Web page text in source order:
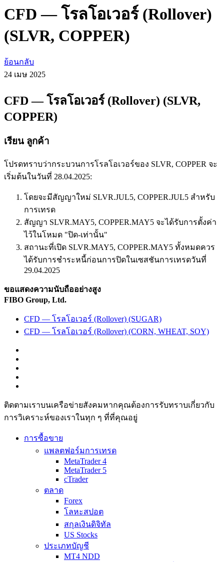
CFD — โรลโอเวอร์ (Rollover)
(SLVR, COPPER)
ย้อนกลับ
24 เมษ 2025
CFD — โรลโอเวอร์ (Rollover) (SLVR,
COPPER)
เรียน ลูกค้า
โปรดทราบว่ากระบวนการโรลโอเวอร์ของ SLVR, COPPER จะ
เริ่มต้นในวันที่ 28.04.2025:
โดยจะมีสัญญาใหม่ SLVR.JUL5, COPPER.JUL5 สำหรับ
การเทรด
สัญญา SLVR.MAY5, COPPER.MAY5 จะได้รับการตั้งค่า
ไว้ในโหมด "ปิด-เท่านั้น"
สถานะที่เปิด SLVR.MAY5, COPPER.MAY5 ทั้งหมดควร
ได้รับการชำระหนี้ก่อนการปิดในเซสชันการเทรดวันที่
29.04.2025
ขอแสดงความนับถืออย่างสูง
FIBO Group, Ltd.
CFD — โรลโอเวอร์ (Rollover) (SUGAR)
CFD — โรลโอเวอร์ (Rollover) (CORN, WHEAT, SOY)
ติดตามเราบนเครือข่ายสังคมหากคุณต้องการรับทราบเกี่ยวกับ
การวิเ­คราะห์ของเราในทุก ๆ ที่ที่คุณอยู่
การซื้อขาย
แพลตฟอร์มการเทรด
MetaTrader 4
MetaTrader 5
cTrader
ตลาด
Forex
โลหะสปอต
สกุลเงินดิจิทัล
US Stocks
ประเภทบัญชี
MT4 NDD